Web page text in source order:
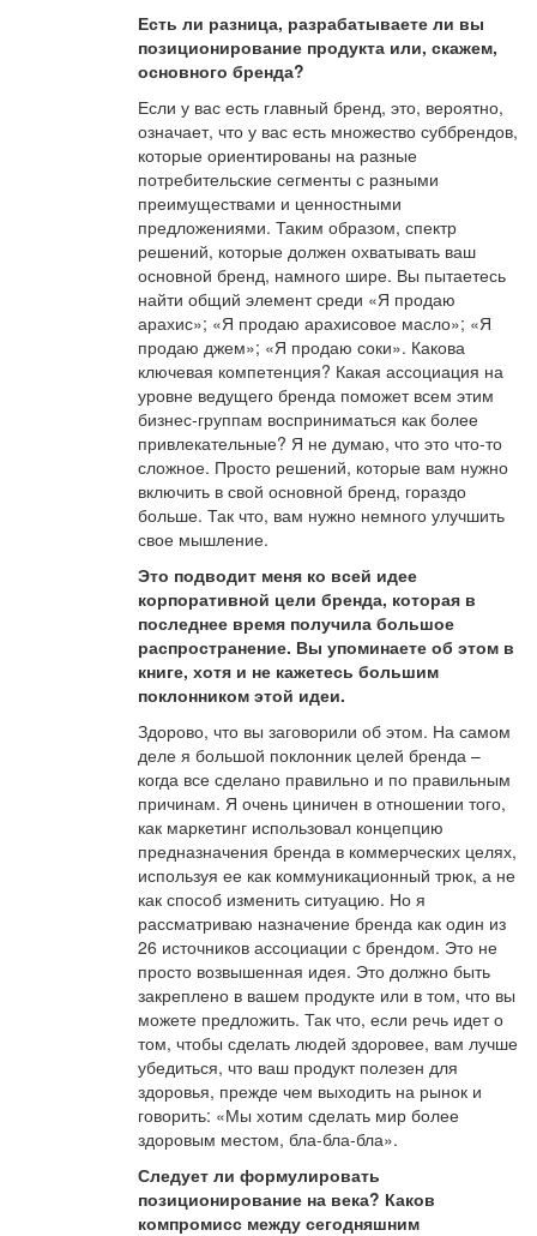
Есть ли разница, разрабатываете ли вы
позиционирование продукта или, скажем,
основного бренда?
Если у вас есть главный бренд, это, вероятно,
означает, что у вас есть множество суббрендов,
которые ориентированы на разные
потребительские сегменты с разными
преимуществами и ценностными
предложениями. Таким образом, спектр
решений, которые должен охватывать ваш
основной бренд, намного шире. Вы пытаетесь
найти общий элемент среди «Я продаю
арахис»; «Я продаю арахисовое масло»; «Я
продаю джем»; «Я продаю соки». Какова
ключевая компетенция? Какая ассоциация на
уровне ведущего бренда поможет всем этим
бизнес-группам восприниматься как более
привлекательные? Я не думаю, что это что-то
сложное. Просто решений, которые вам нужно
включить в свой основной бренд, гораздо
больше. Так что, вам нужно немного улучшить
свое мышление.
Это подводит меня ко всей идее
корпоративной цели бренда, которая в
последнее время получила большое
распространение. Вы упоминаете об этом в
книге, хотя и не кажетесь большим
поклонником этой идеи.
Здорово, что вы заговорили об этом. На самом
деле я большой поклонник целей бренда –
когда все сделано правильно и по правильным
причинам. Я очень циничен в отношении того,
как маркетинг использовал концепцию
предназначения бренда в коммерческих целях,
используя ее как коммуникационный трюк, а не
как способ изменить ситуацию. Но я
рассматриваю назначение бренда как один из
26 источников ассоциации с брендом. Это не
просто возвышенная идея. Это должно быть
закреплено в вашем продукте или в том, что вы
можете предложить. Так что, если речь идет о
том, чтобы сделать людей здоровее, вам лучше
убедиться, что ваш продукт полезен для
здоровья, прежде чем выходить на рынок и
говорить: «Мы хотим сделать мир более
здоровым местом, бла-бла-бла».
Следует ли формулировать
позиционирование на века? Каков
компромисс между сегодняшним